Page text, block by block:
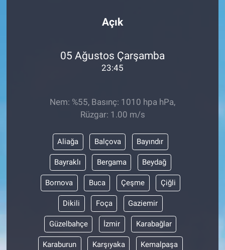
Açık
05 Ağustos Çarşamba
23:45
Nem: %55, Basınç: 1010 hpa hPa,
Rüzgar: 1.00 m/s
Aliağa Balçova Bayındır
Bayraklı Bergama Beydağ
Bornova Buca Çeşme Çiğli
Dikili Foça Gaziemir
Güzelbahçe İzmir Karabağlar
Karaburun Karşıyaka Kemalpaşa